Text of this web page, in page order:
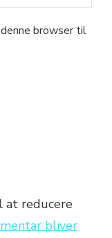
browser til
at reducere
bliver